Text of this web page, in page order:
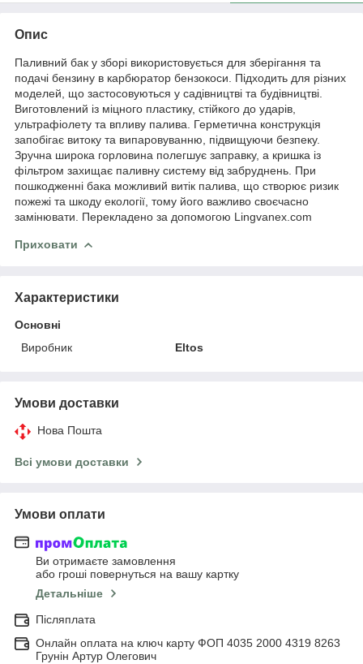
Опис
Паливний бак у зборі використовується для зберігання та
подачі бензину в карбюратор бензокоси. Підходить для різних
моделей, що застосовуються у садівництві та будівництві.
Виготовлений із міцного пластику, стійкого до ударів,
ультрафіолету та впливу палива. Герметична конструкція
запобігає витоку та випаровуванню, підвищуючи безпеку.
Зручна широка горловина полегшує заправку, а кришка із
фільтром захищає паливну систему від забруднень. При
пошкодженні бака можливий витік палива, що створює ризик
пожежі та шкоду екології, тому його важливо своєчасно
замінювати. Перекладено за допомогою Lingvanex.com
Приховати
Характеристики
Основні
Виробник
Eltos
Умови доставки
Нова Пошта
Всі умови доставки
Умови оплати
Ви отримаєте замовлення
або гроші повернуться на вашу картку
Детальніше
Післяплата
Онлайн оплата на ключ карту ФОП 4035 2000 4319 8263
Грунін Артур Олегович